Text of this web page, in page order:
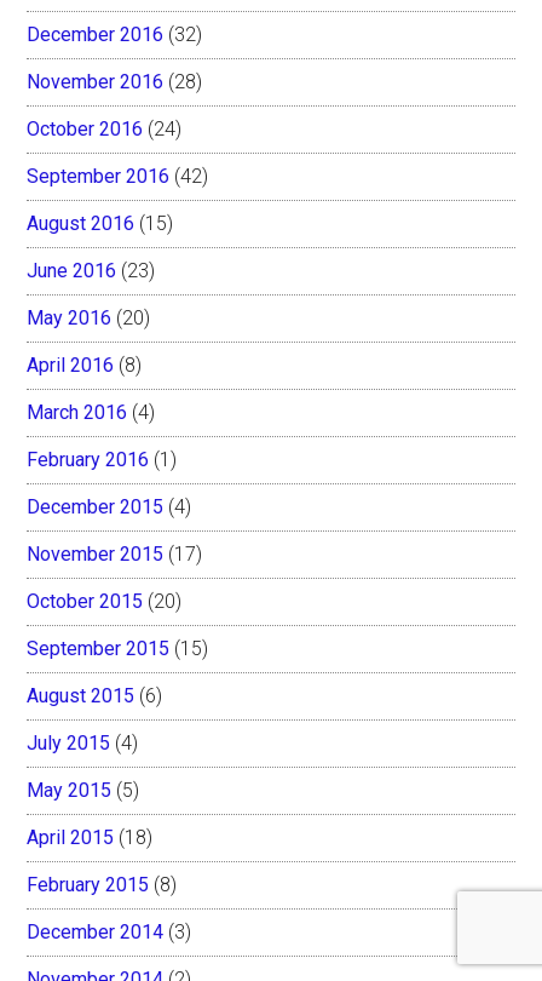
December 2016 (32)
November 2016 (28)
October 2016 (24)
September 2016 (42)
August 2016 (15)
June 2016 (23)
May 2016 (20)
April 2016 (8)
March 2016 (4)
February 2016 (1)
December 2015 (4)
November 2015 (17)
October 2015 (20)
September 2015 (15)
August 2015 (6)
July 2015 (4)
May 2015 (5)
April 2015 (18)
February 2015 (8)
December 2014 (3)